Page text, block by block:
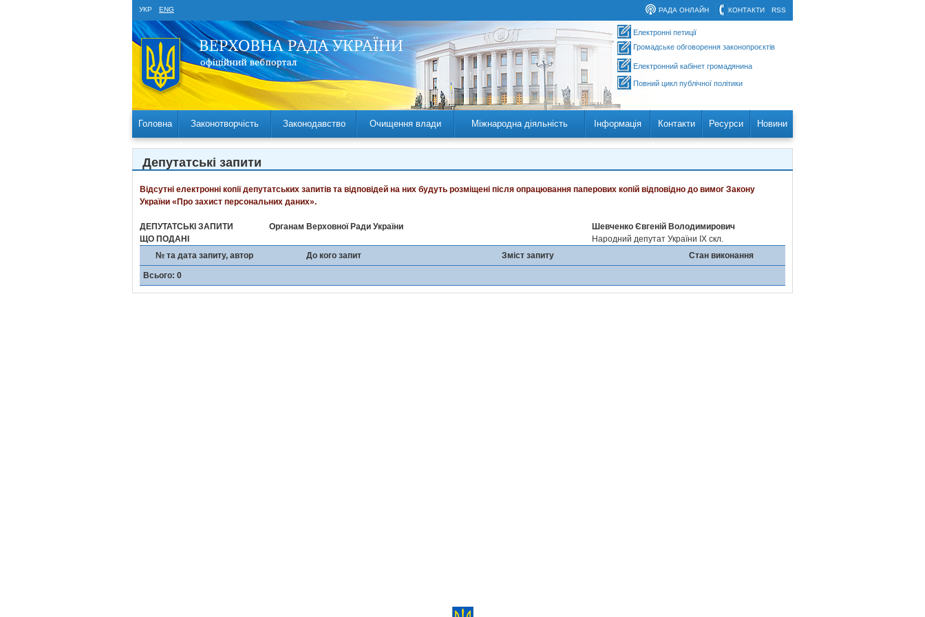
УКР ENG RSS
КОНТАКТИ
РАДА ОНЛАЙН
Електронні петиції
Громадське обговорення законопроєктів
Електронний кабінет громадянина
Повний цикл публічної політики
Головна Законотворчість Законодавство Очищення влади Міжнародна діяльність Інформація Контакти Ресурси Новини
Депутатські запити
Відсутні електронні копії депутатських запитів та відповідей на них будуть розміщені після опрацювання паперових копій відповідно до вимог Закону
України «Про захист персональних даних».
ДЕПУТАТСЬКІ ЗАПИТИ
ЩО ПОДАНІ
Органам Верховної Ради України
Шевченко Євгеній Володимирович
Народний депутат України IX скл.
№ та дата запиту, автор
До кого запит Зміст запиту Стан виконання
Всього: 0